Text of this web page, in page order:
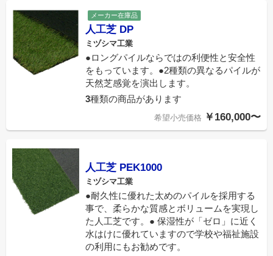
メーカー在庫品
人工芝 DP
ミヅシマ工業
●ロングパイルならではの利便性と安全性
をもっています。●2種類の異なるパイルが
天然芝感覚を演出します。
3種類の商品があります
希望小売価格 ￥160,000〜
人工芝 PEK1000
ミヅシマ工業
●耐久性に優れた太めのパイルを採用する
事で、柔らかな質感とボリュームを実現し
た人工芝です。● 保湿性が「ゼロ」に近く
水はけに優れていますので学校や福祉施設
の利用にもお勧めです。